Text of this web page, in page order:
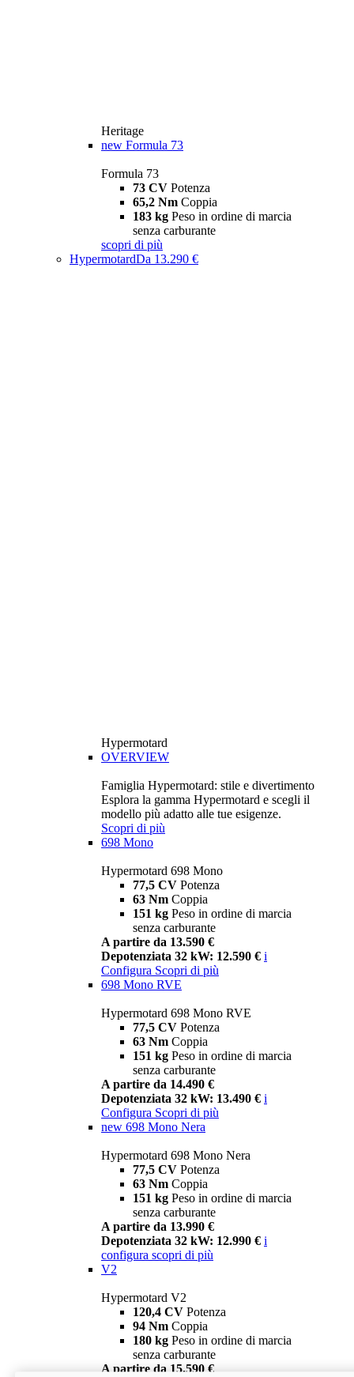
Heritage
new Formula 73
Formula 73
73 CV Potenza
65,2 Nm Coppia
183 kg Peso in ordine di marcia
senza carburante
scopri di più
HypermotardDa 13.290 €
Hypermotard
OVERVIEW
Famiglia Hypermotard: stile e divertimento
Esplora la gamma Hypermotard e scegli il
modello più adatto alle tue esigenze.
Scopri di più
698 Mono
Hypermotard 698 Mono
77,5 CV Potenza
63 Nm Coppia
151 kg Peso in ordine di marcia
senza carburante
A partire da 13.590 €
Depotenziata 32 kW: 12.590 € i
Configura Scopri di più
698 Mono RVE
Hypermotard 698 Mono RVE
77,5 CV Potenza
63 Nm Coppia
151 kg Peso in ordine di marcia
senza carburante
A partire da 14.490 €
Depotenziata 32 kW: 13.490 € i
Configura Scopri di più
new 698 Mono Nera
Hypermotard 698 Mono Nera
77,5 CV Potenza
63 Nm Coppia
151 kg Peso in ordine di marcia
senza carburante
A partire da 13.990 €
Depotenziata 32 kW: 12.990 € i
configura scopri di più
V2
Hypermotard V2
120,4 CV Potenza
94 Nm Coppia
180 kg Peso in ordine di marcia
senza carburante
A partire da 15.590 €